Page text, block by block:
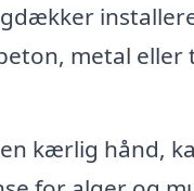
metal eller
kærlig hånd,